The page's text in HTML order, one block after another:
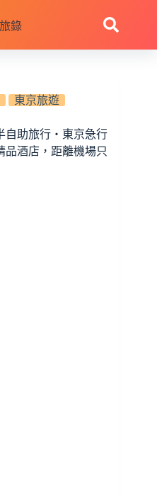
錄
東京旅遊
自助旅行‧東京急行
品酒店，距離機場只